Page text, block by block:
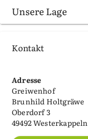
Unsere Lage
Kontakt
Adresse
Greiwenhof
Brunhild Holtgräwe
Oberdorf 3
49492 Westerkappeln